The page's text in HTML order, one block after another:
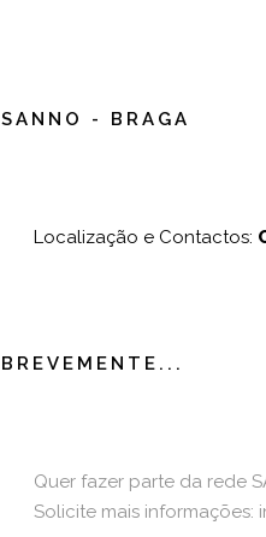
SANNO - BRAGA
Localização e Contactos:
BREVEMENTE...
Quer fazer parte da rede
Solicite mais informações: